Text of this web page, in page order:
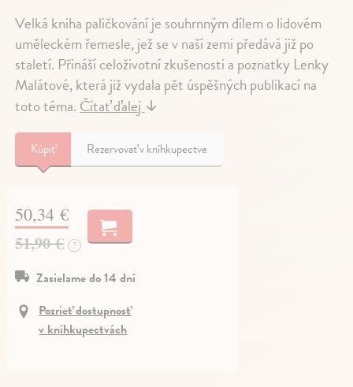
Velká kniha paličkování je souhrnným dílem o lidovém
uměleckém řemesle, jež se v naší zemi předává již po
staletí. Přináší celoživotní zkušenosti a poznatky Lenky
Malátové, která již vydala pět úspěšných publikací na
toto téma.Čítať ďalej↓
Kúpiť Rezervovať v kníhkupectve
50,34 €
51,90 €
?
Zasielame do 14 dní
Pozrieť dostupnosť
v kníhkupectvách